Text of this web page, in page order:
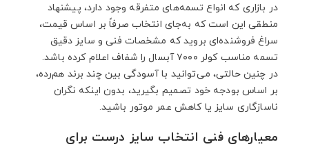
در بازاری که انواع تسمه‌های متفرقه وجود دارد، پیشنهاد
منطقی این است که به‌جای انتخاب صرفاً بر اساس قیمت،
سراغ فروشنده‌ای بروید که مشخصات فنی و سایز دقیق
تسمه مناسب کولر ۷۰۰۰ آبسال را شفاف اعلام کرده باشد.
در چنین حالتی، می‌توانید با آسودگی بین چند برند هم‌رده،
بر اساس بودجه خود تصمیم بگیرید، بدون اینکه نگران
ناسازگاری سایز یا کاهش عمر موتور باشید.
معیارهای فنی انتخاب سایز درست برای